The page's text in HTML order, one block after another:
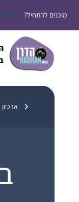
לתוכןמוכנים להתחיל?